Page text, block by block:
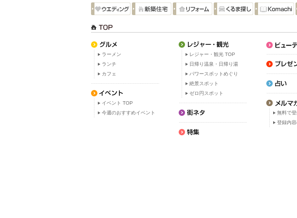
ラーメン
ランチ
カフェ
イベント TOP
今週のおすすめイベント
レジャー・観光 TOP
日帰り温泉・日帰り湯
パワースポットめぐり
絶景スポット
ゼロ円スポット
無料で
登録内